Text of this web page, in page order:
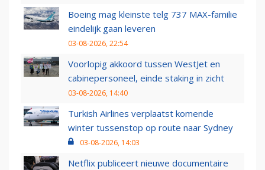
Boeing mag kleinste telg 737 MAX-familie
eindelijk gaan leveren
03-08-2026, 22:54
Voorlopig akkoord tussen WestJet en
cabinepersoneel, einde staking in zicht
03-08-2026, 14:40
Turkish Airlines verplaatst komende
winter tussenstop op route naar Sydney
03-08-2026, 14:03
Netflix publiceert nieuwe documentaire